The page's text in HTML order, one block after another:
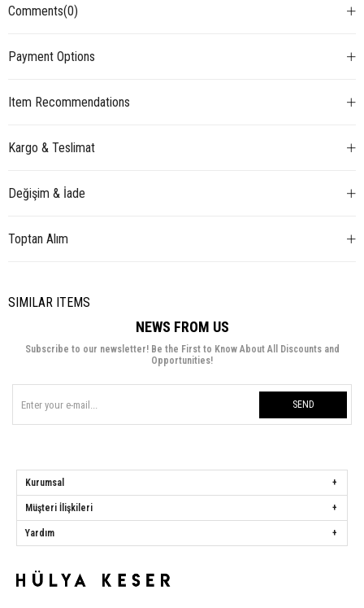
Comments(0)
Payment Options
Item Recommendations
Kargo & Teslimat
Değişim & İade
Toptan Alım
SIMILAR ITEMS
NEWS FROM US
Subscribe to our newsletter! Be the First to Know About All Discounts and
Opportunities!
SEND
Kurumsal
Müşteri İlişkileri
Yardım
Address:Başakşehir Mah. Ali Rıza Kuzucan Sitesi Taşoluk Yolu Sk.
Seyrantepe Caddesi A1 Blok No: 4/1 Dükkanlar Kısım Başakşehir / İstanbul